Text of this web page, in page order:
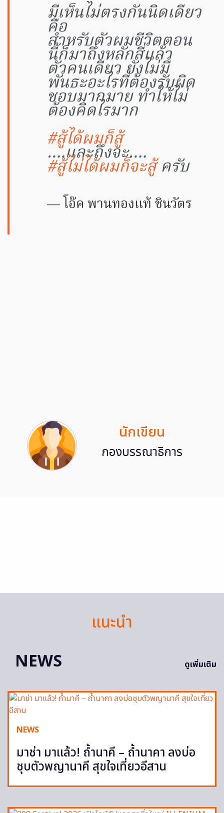
มีเห็นไม่ตรงกันนิดเดียว
คือ
สำหรับตัวผมชีวิตตอน
นี้ก็มาถึงหลักสี่แล้ว
ตัวคนเดียว ยังไม่มี
พันธะอะไรที่ต้องรับผิด
ชอบมากมาย ทำให้ไม่
ต้องคิดไรมาก
#สู้ได้ผมก็สู้
….และถึงจะ….
#สู้ไม่ได้ผมก็จะสู้ครับ
โอ๊ค พานทองแท้ ชินวัตร
นักเขียน
กองบรรณาธิการ
แนะนำ
NEWS
ดูเพิ่มเติม
NEWS
มาช่า มาแล้ว! ถ้ำนาคี – ถ้ำนาคา ลงบ่อ
ชุบตัวพญานาคี สุขใจเที่ยวอีสาน